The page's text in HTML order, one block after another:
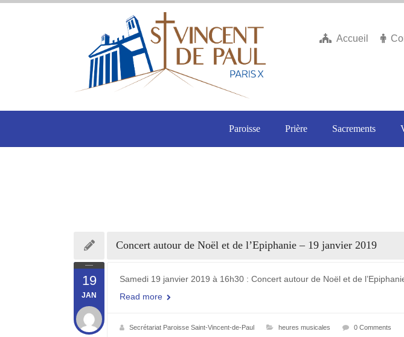
Accueil
Paroisse Prière Sacrements
19
JAN
Concert autour de Noël et de l’Epiphanie – 19 janvier 2019
Samedi 19 janvier 2019 à 16h30 : Concert autour de Noël et de
Read more
Secrétariat Paroisse Saint-Vincent-de-Paul heures musicales 0 Comments